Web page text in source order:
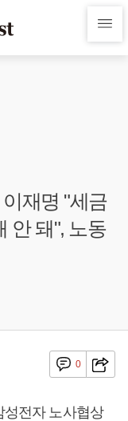
재명 "세금
안 돼", 노동
0
성전자 노사협상